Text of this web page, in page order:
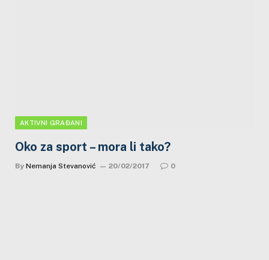
AKTIVNI GRAĐANI
Oko za sport – mora li tako?
By Nemanja Stevanović 20/02/2017 0